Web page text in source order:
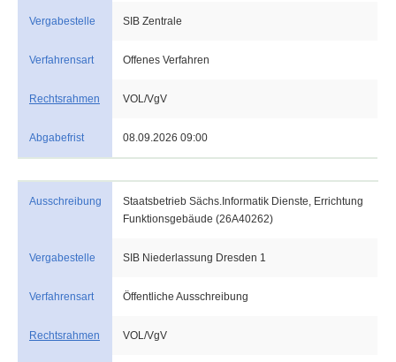
Vergabestelle SIB Zentrale
Verfahrensart Offenes Verfahren
Rechtsrahmen VOL/VgV
Abgabefrist 08.09.2026 09:00
Ausschreibung
Staatsbetrieb Sächs.Informatik Dienste, Errichtung
Funktionsgebäude (26A40262)
Vergabestelle SIB Niederlassung Dresden 1
Verfahrensart Öffentliche Ausschreibung
Rechtsrahmen VOL/VgV